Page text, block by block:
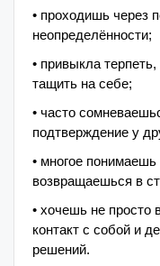
• проходишь через
неопределённости;
• привыкла
тащить на себе;
• часто
подтверждение у
• многое понимаешь
возвращаешься в
• хочешь не просто
контакт с собой и
решений.